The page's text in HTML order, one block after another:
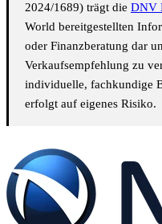
2024/1689) trägt die DNV
World bereitgestellten
oder Finanzberatung dar
Verkaufsempfehlung zu
individuelle, fachkundige
erfolgt auf eigenes Risiko.